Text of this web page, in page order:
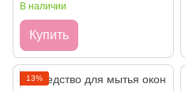
В наличии
Купить
13%